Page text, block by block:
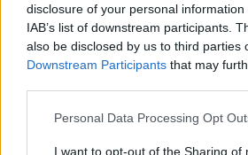
disclosure of your personal
IAB’s list of downstream participants.
also be disclosed by us to third parties
Downstream Participants that may
Please note that this website/app uses
not limited to your visit or usage
Personal Data Processing Opt
I want to opt-out of the Sharing of
,,Sziasztok! Sikerült teljesítenem